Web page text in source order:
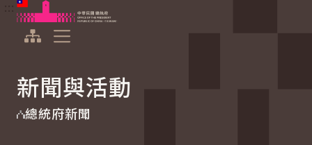
跳到主要內容
中華民國總統府
新聞與活動
總統府新聞